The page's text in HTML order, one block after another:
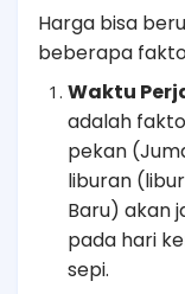
Harga bisa
beberapa
Waktu
adalah
pekan
liburan
Baru) akan
pada hari
sepi.